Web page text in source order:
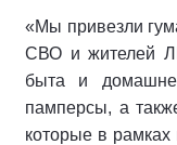
«Мы привезли
СВО и жителей
быта и
памперсы, а
которые в